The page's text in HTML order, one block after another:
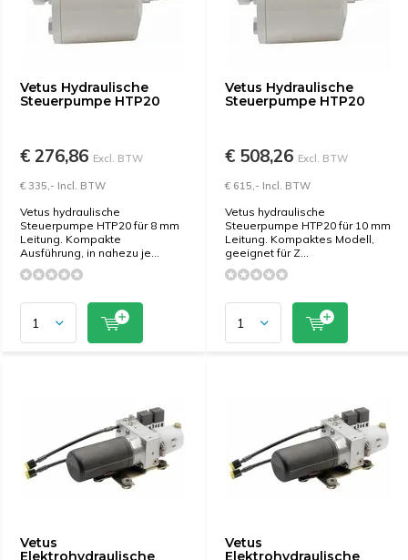
Vetus Hydraulische
Steuerpumpe HTP20
€ 276,86 Excl. BTW
€ 335,- Incl. BTW
Vetus hydraulische
Steuerpumpe HTP20 für 8 mm
Leitung. Kompakte
Ausführung, in nahezu je...
Vetus Hydraulische
Steuerpumpe HTP20
€ 508,26 Excl. BTW
€ 615,- Incl. BTW
Vetus hydraulische
Steuerpumpe HTP20 für 10 mm
Leitung. Kompaktes Modell,
geeignet für Z...
Vetus
Elektrohydraulische
Vetus
Elektrohydraulische